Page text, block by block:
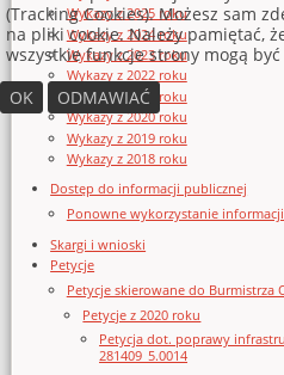
Wykazy z 2025 roku
Wykazy z 2024 roku
Wykazy z 2023 roku
Wykazy z 2022 roku
Wykazy z 2021 roku
Wykazy z 2020 roku
Wykazy z 2019 roku
Wykazy z 2018 roku
Dostęp do informacji publicznej
Ponowne wykorzystanie
Skargi i wnioski
Petycje
Petycje skierowane do Burmistrza
Petycje z 2020 roku
Petycja dot. poprawy
281409_5.0014
(Tracking Cookies). Możesz sam
na pliki cookie. Należy pamiętać,
wszystkie funkcje strony mogą
OK
ODMAWIAĆ